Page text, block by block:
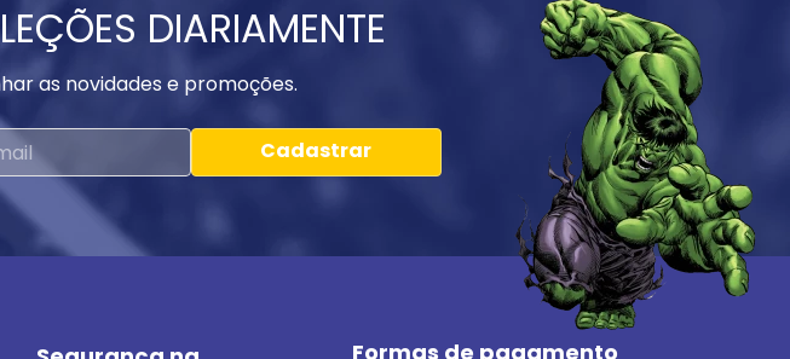
DIARIAMENTE
as novidades e promoções.
Cadastrar
Formas de pagamento